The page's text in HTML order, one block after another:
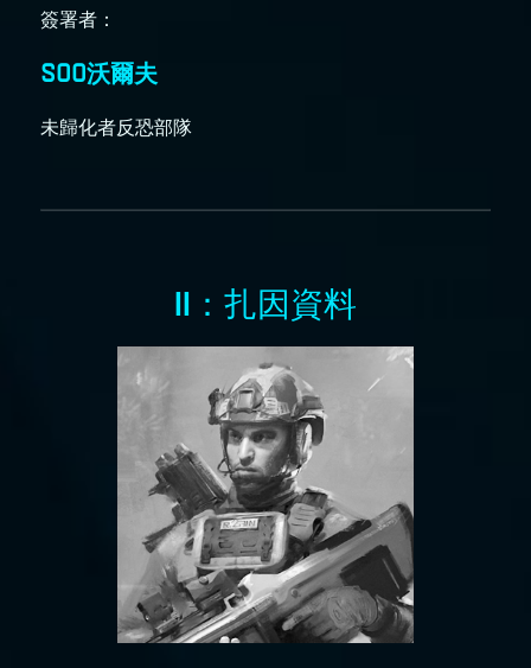
簽署者：
SOO沃爾夫
未歸化者反恐部隊
II：扎因資料